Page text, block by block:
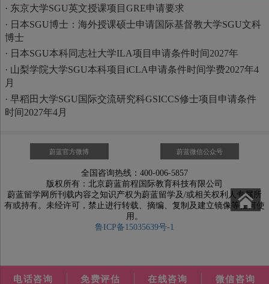
· 东京大学SGU英文授课项目GRE申请要求
· 日本SGU博士：海外授课硕士申请国际基督教大学SGU文科
博士
· 日本SGU本科同志社大学ILA项目申请条件时间2027年
· 山梨学院大学SGU本科项目iCLA申请条件时间学费2027年4
月
· 早稻田大学SGU国际交流研究科GSICCS修士项目申请条件
时间2027年4月
电话咨询 免费评估 在线咨询 微信咨询
蔚蓝官方微博 蔚蓝微信公众号
全国咨询热线：400-006-5857
版权所有：北京蔚蓝前程国际教育科技有限公司
蔚蓝留学网所刊载内容之知识产权为蔚蓝留学及/或相关权利人专属所
有或持有。未经许可，禁止进行转载、摘编、复制及建立镜像等任何使
用。
鲁ICP备15035639号-1